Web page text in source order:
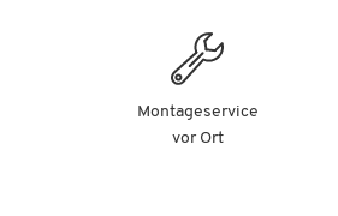
Montageservice
vor Ort